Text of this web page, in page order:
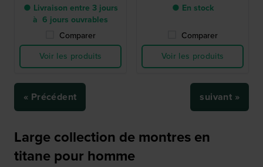
● Livraison entre 3 jours
à 6 jours ouvrables
Comparer
Voir les produits
● En stock
Comparer
Voir les produits
« Précédent suivant »
Large collection de montres en
titane pour homme